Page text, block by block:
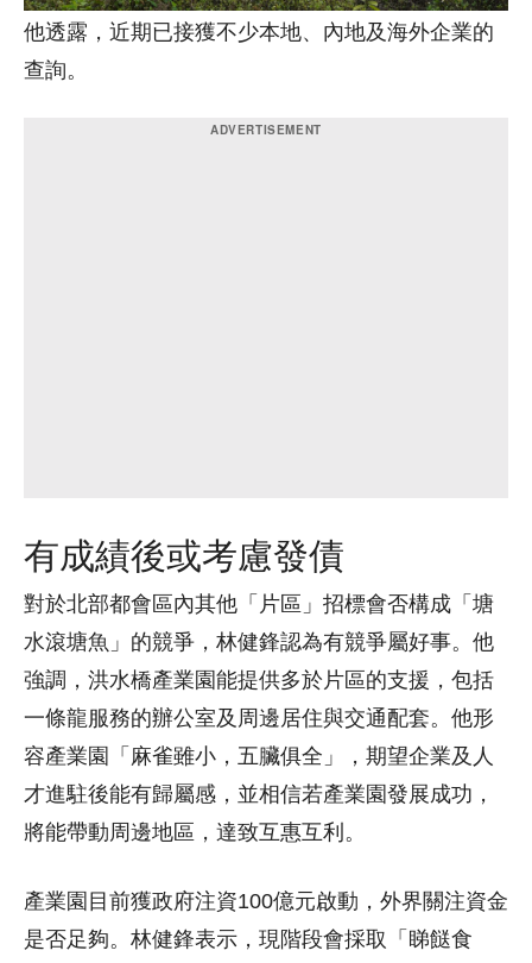
他透露，近期已接獲不少本地、內地及海外企業的
查詢。
有成績後或考慮發債
對於北部都會區內其他「片區」招標會否構成「塘
水滾塘魚」的競爭，林健鋒認為有競爭屬好事。他
強調，洪水橋產業園能提供多於片區的支援，包括
一條龍服務的辦公室及周邊居住與交通配套。他形
容產業園「麻雀雖小，五臟俱全」，期望企業及人
才進駐後能有歸屬感，並相信若產業園發展成功，
將能帶動周邊地區，達致互惠互利。
產業園目前獲政府注資100億元啟動，外界關注資金
是否足夠。林健鋒表示，現階段會採取「睇餸食